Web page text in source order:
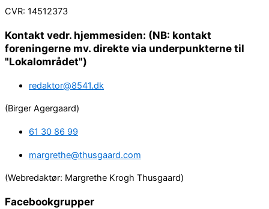
CVR: 14512373
Kontakt vedr. hjemmesiden: (NB: kontakt
foreningerne mv. direkte via underpunkterne til
"Lokalområdet")
redaktor@8541.dk
(Birger Agergaard)
61 30 86 99
margrethe@thusgaard.com
(Webredaktør: Margrethe Krogh Thusgaard)
Facebookgrupper